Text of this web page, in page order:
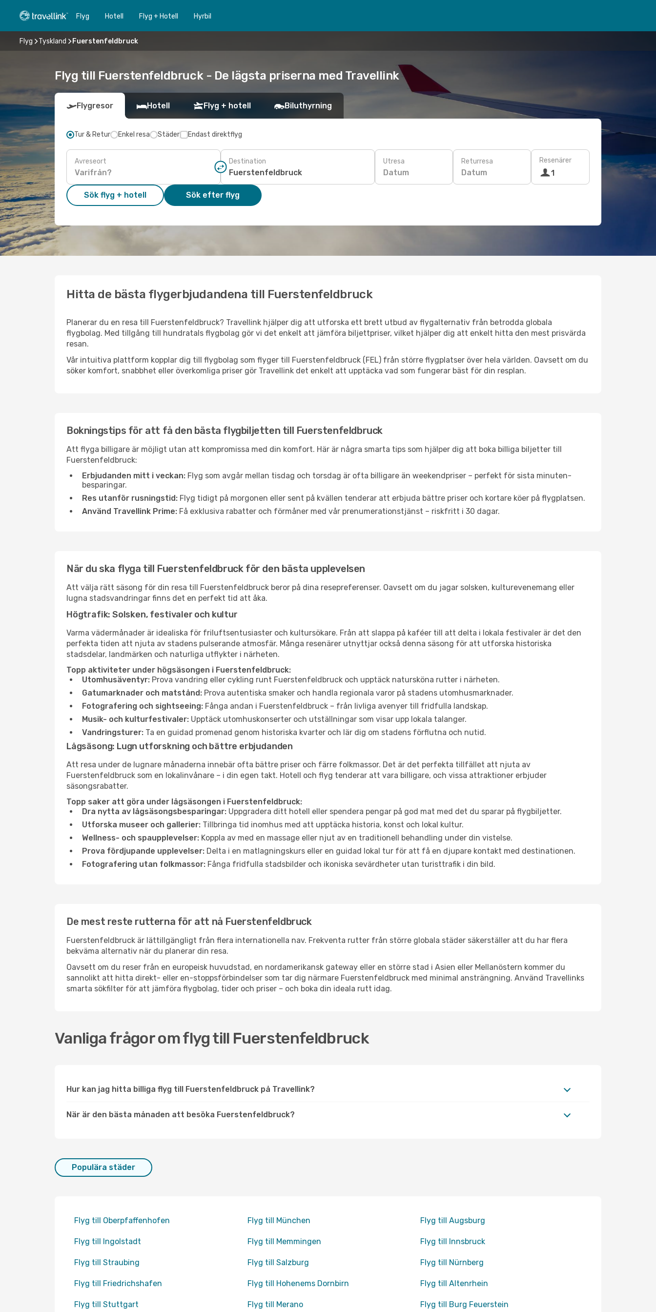
Flyg Hotell Flyg + Hotell Hyrbil
Flyg Tyskland Fuerstenfeldbruck
Flyg till Fuerstenfeldbruck - De lägsta priserna med Travellink
Flygresor Hotell Flyg + hotell Biluthyrning
Tur & Retur Enkel resa Städer Endast direktflyg
Avreseort Destination Utresa
Datum
Returresa
Datum
Resenärer
1
Sök flyg + hotell Sök efter flyg
Hitta de bästa flygerbjudandena till Fuerstenfeldbruck
Planerar du en resa till Fuerstenfeldbruck? Travellink hjälper dig att utforska ett brett utbud av flygalternativ från betrodda globala
flygbolag. Med tillgång till hundratals flygbolag gör vi det enkelt att jämföra biljettpriser, vilket hjälper dig att enkelt hitta den mest prisvärda
resan.
Vår intuitiva plattform kopplar dig till flygbolag som flyger till Fuerstenfeldbruck (FEL) från större flygplatser över hela världen. Oavsett om du
söker komfort, snabbhet eller överkomliga priser gör Travellink det enkelt att upptäcka vad som fungerar bäst för din resplan.
Bokningstips för att få den bästa flygbiljetten till Fuerstenfeldbruck
Att flyga billigare är möjligt utan att kompromissa med din komfort. Här är några smarta tips som hjälper dig att boka billiga biljetter till
Fuerstenfeldbruck:
Erbjudanden mitt i veckan: Flyg som avgår mellan tisdag och torsdag är ofta billigare än weekendpriser – perfekt för sista minuten-
besparingar.
Res utanför rusningstid: Flyg tidigt på morgonen eller sent på kvällen tenderar att erbjuda bättre priser och kortare köer på flygplatsen.
Använd Travellink Prime: Få exklusiva rabatter och förmåner med vår prenumerationstjänst – riskfritt i 30 dagar.
När du ska flyga till Fuerstenfeldbruck för den bästa upplevelsen
Att välja rätt säsong för din resa till Fuerstenfeldbruck beror på dina resepreferenser. Oavsett om du jagar solsken, kulturevenemang eller
lugna stadsvandringar finns det en perfekt tid att åka.
Högtrafik: Solsken, festivaler och kultur
Varma vädermånader är idealiska för friluftsentusiaster och kultursökare. Från att slappa på kaféer till att delta i lokala festivaler är det den
perfekta tiden att njuta av stadens pulserande atmosfär. Många resenärer utnyttjar också denna säsong för att utforska historiska
stadsdelar, landmärken och naturliga utflykter i närheten.
Topp aktiviteter under högsäsongen i Fuerstenfeldbruck:
Utomhusäventyr: Prova vandring eller cykling runt Fuerstenfeldbruck och upptäck natursköna rutter i närheten.
Gatumarknader och matstånd: Prova autentiska smaker och handla regionala varor på stadens utomhusmarknader.
Fotografering och sightseeing: Fånga andan i Fuerstenfeldbruck – från livliga avenyer till fridfulla landskap.
Musik- och kulturfestivaler: Upptäck utomhuskonserter och utställningar som visar upp lokala talanger.
Vandringsturer: Ta en guidad promenad genom historiska kvarter och lär dig om stadens förflutna och nutid.
Lågsäsong: Lugn utforskning och bättre erbjudanden
Att resa under de lugnare månaderna innebär ofta bättre priser och färre folkmassor. Det är det perfekta tillfället att njuta av
Fuerstenfeldbruck som en lokalinvånare – i din egen takt. Hotell och flyg tenderar att vara billigare, och vissa attraktioner erbjuder
säsongsrabatter.
Topp saker att göra under lågsäsongen i Fuerstenfeldbruck:
Dra nytta av lågsäsongsbesparingar: Uppgradera ditt hotell eller spendera pengar på god mat med det du sparar på flygbiljetter.
Utforska museer och gallerier: Tillbringa tid inomhus med att upptäcka historia, konst och lokal kultur.
Wellness- och spaupplevelser: Koppla av med en massage eller njut av en traditionell behandling under din vistelse.
Prova fördjupande upplevelser: Delta i en matlagningskurs eller en guidad lokal tur för att få en djupare kontakt med destinationen.
Fotografering utan folkmassor: Fånga fridfulla stadsbilder och ikoniska sevärdheter utan turisttrafik i din bild.
De mest reste rutterna för att nå Fuerstenfeldbruck
Fuerstenfeldbruck är lättillgängligt från flera internationella nav. Frekventa rutter från större globala städer säkerställer att du har flera
bekväma alternativ när du planerar din resa.
Oavsett om du reser från en europeisk huvudstad, en nordamerikansk gateway eller en större stad i Asien eller Mellanöstern kommer du
sannolikt att hitta direkt- eller en-stoppsförbindelser som tar dig närmare Fuerstenfeldbruck med minimal ansträngning. Använd Travellinks
smarta sökfilter för att jämföra flygbolag, tider och priser – och boka din ideala rutt idag.
Vanliga frågor om flyg till Fuerstenfeldbruck
Hur kan jag hitta billiga flyg till Fuerstenfeldbruck på Travellink?
När är den bästa månaden att besöka Fuerstenfeldbruck?
Populära städer
Flyg till Oberpfaffenhofen Flyg till München Flyg till Augsburg
Flyg till Ingolstadt Flyg till Memmingen Flyg till Innsbruck
Flyg till Straubing Flyg till Salzburg Flyg till Nürnberg
Flyg till Friedrichshafen Flyg till Hohenems Dornbirn Flyg till Altenrhein
Flyg till Stuttgart Flyg till Merano Flyg till Burg Feuerstein